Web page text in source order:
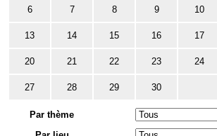
6 7 8 9 10
13 14 15 16 17
20 21 22 23 24
27 28 29 30
Par thème